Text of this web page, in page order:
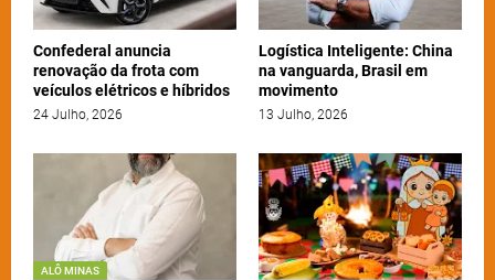
Confederal anuncia
renovação da frota com
veículos elétricos e híbridos
24 Julho, 2026
Logística Inteligente: China
na vanguarda, Brasil em
movimento
13 Julho, 2026
ALÔ MINAS